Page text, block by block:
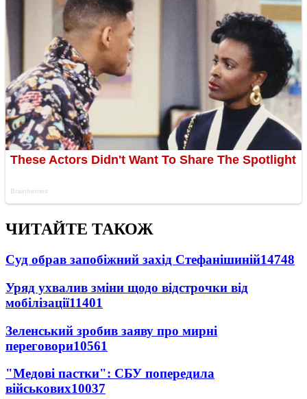
ЧИТАЙТЕ ТАКОЖ
Суд обрав запобіжний захід Стефанішиній14748
Уряд ухвалив зміни щодо відстрочки від
мобілізації11401
Зеленський зробив заяву про мирні
переговори10561
"Медові пастки": СБУ попередила
військових10037